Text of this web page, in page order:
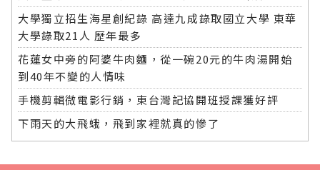
大學獨立招生海星創紀錄 高達九成錄取國立大學 東華
大學錄取21人 歷年最多
花蓮女中旁的阿婆牛肉麵，從一碗20元的牛肉湯開始
到40年不變的人情味
手機剪輯微電影行銷，東台灣記協開班授課獲好評
下雨天的大飛蛾，飛到家裡就真的慘了